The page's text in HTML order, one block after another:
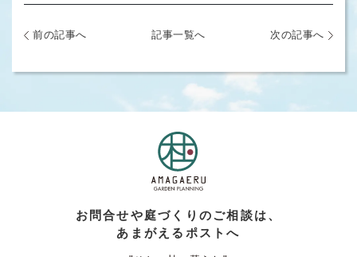
前の記事へ 記事一覧へ 次の記事へ
お問合せや庭づくりのご相談は、
あまがえるポストへ